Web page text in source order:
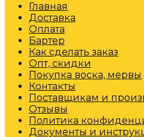
Главная
Доставка
Оплата
Бартер
Как сделать заказ
Опт, скидки
Покупка воска, мервы
Контакты
Поставщикам и
Отзывы
Политика
Документы и